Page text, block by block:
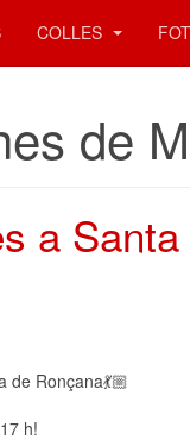
COLLES
de
a
Ronçana💃🏼
h!